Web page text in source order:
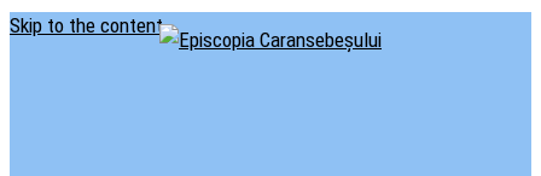
Skip to the content